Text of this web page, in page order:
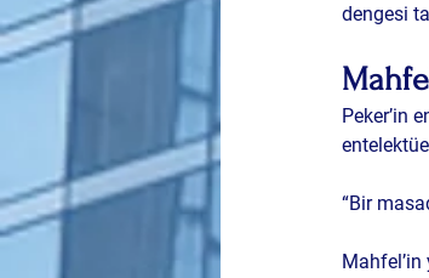
dengesi
Peker’in
“Bir
Mahfel’in